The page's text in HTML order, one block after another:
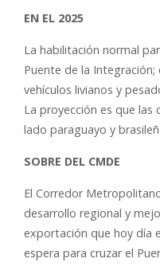
EN EL 2025
La habilitación normal
Puente de la
vehículos livianos y
La proyección es que las
lado paraguayo y
SOBRE DEL CMDE
El Corredor
desarrollo regional y
exportación que hoy día
espera para cruzar el